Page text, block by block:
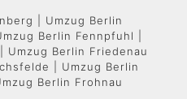
| Umzug Berlin
Berlin Fennpfuhl |
Umzug Berlin Friedenau
| Umzug Berlin
Berlin Frohnau